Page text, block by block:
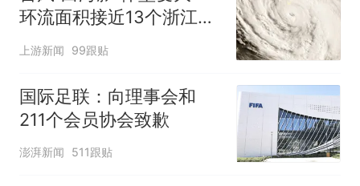
环流面积接近13个浙江那
么大
上游新闻 99跟贴
国际足联：向理事会和
211个会员协会致歉
澎湃新闻 511跟贴